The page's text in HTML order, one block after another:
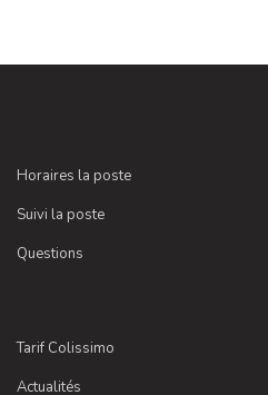
Horaires la poste
Suivi la poste
Questions
Tarif Colissimo
Actualités